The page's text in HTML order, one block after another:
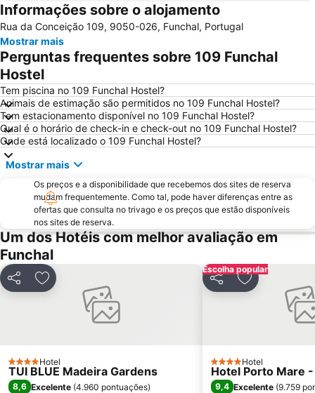
Sé Catedral do Funchal
Praia Machico
Parque temático da Madeira
Praia do Sol
Casas Típicas de Santana
Dos Reis Magos
Avenida Arriaga
Monte Palace Tropical Garden
Santa Catarina
Santa Maria
Miradouro Ponta do Sol
Clube de Golfe Santo da Serra Parque Madeira Magic - Cidade das Crianças
Complexo Balnear de Ponta Delgada
Reid’s Palace Classic Auto Show
Porto de Ribeira Brava-Madeira
Roseiral da Quinta do Arco
Largo do Curral das Freiras
São Lourenço
Miradouro do Cabo Girão
Madalena do Mar
Madeira Story Centre
Igreja de Nossa Senhora da Luz
Jardim Botânico da Madeira
Vila Beach
Sociedade Turística Palheiro Golfe
Informações sobre o alojamento
Rua da Conceição 109, 9050-026, Funchal, Portugal
Mostrar mais
Perguntas frequentes sobre 109 Funchal
Hostel
Tem piscina no 109 Funchal Hostel?
Animais de estimação são permitidos no 109 Funchal Hostel?
Tem estacionamento disponível no 109 Funchal Hostel?
Qual é o horário de check-in e check-out no 109 Funchal Hostel?
Onde está localizado o 109 Funchal Hostel?
Mostrar mais
Os preços e a disponibilidade que recebemos dos sites de reserva
mudam frequentemente. Como tal, pode haver diferenças entre as
ofertas que consulta no trivago e os preços que estão disponíveis
nos sites de reserva.
Um dos Hotéis com melhor avaliação em
Funchal
PartilharAdicionar aos favoritos
4 Estrelas
Hotel
TUI BLUE Madeira Gardens
8,6 Excelente (4.960 pontuações)
Escolha popular
PartilharAdicionar
4 Estrelas
Hotel
Hotel Porto Mare
9,4 Excelente (9.759